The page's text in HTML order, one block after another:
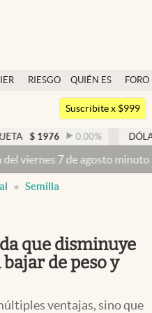
RIESGO
QUIÉN ES
QUIÉN
FORO
Argentina
México
Suscribite x $999
0.00% DÓLAR MEP $
de agosto minuto a minuto
Semilla
que disminuye
de peso y
ventajas, sino que